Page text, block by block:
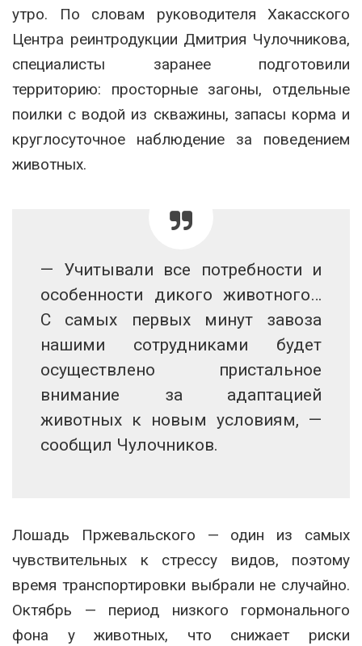
утро. По словам руководителя Хакасского
Центра реинтродукции Дмитрия Чулочникова,
специалисты заранее подготовили
территорию: просторные загоны, отдельные
поилки с водой из скважины, запасы корма и
круглосуточное наблюдение за поведением
животных.
— Учитывали все потребности и
особенности дикого животного…
С самых первых минут завоза
нашими сотрудниками будет
осуществлено пристальное
внимание за адаптацией
животных к новым условиям, —
сообщил Чулочников.
Лошадь Пржевальского — один из самых
чувствительных к стрессу видов, поэтому
время транспортировки выбрали не случайно.
Октябрь — период низкого гормонального
фона у животных, что снижает риски